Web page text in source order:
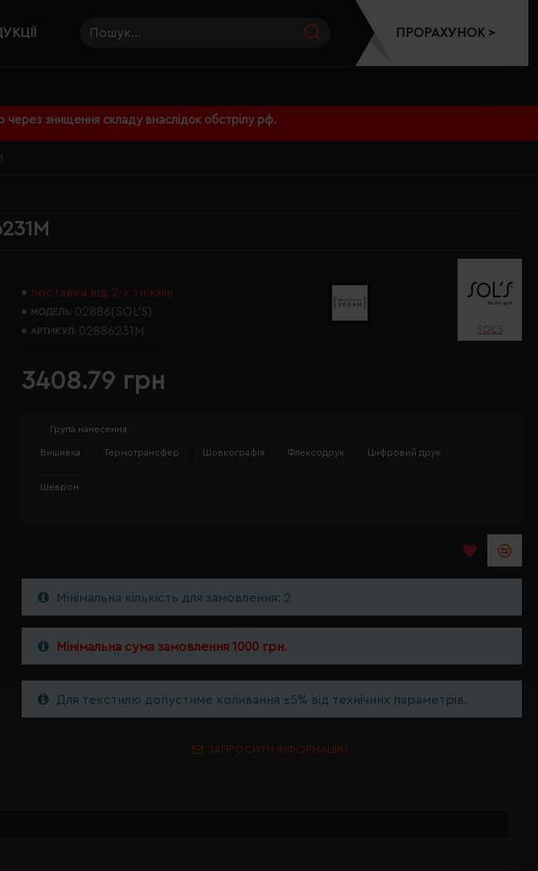
знищення складу внаслідок обстрілу рф.
ПРОРАХУНОК >
поставка від 2-х тижнів
МОДЕЛЬ: 02886(SOL’S)
АРТИКУЛ: 02886231M SOL’S
3408.79 грн
Група нанесення
Вишивка Термотрансфер Шовкографія Флексодрук Цифровий друк
Шеврон
Мінімальна кількість для замовлення: 2
Мінімальна сума замовлення 1000 грн.
Для текстилю допустиме коливання ±5% від технічних параметрів.
ЗАПРОСИТИ ІНФОРМАЦІЮ